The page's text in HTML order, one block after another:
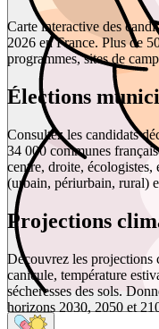
Carte interactive des
2026 en France. Plus de
programmes, sites de
Élections
Consultez les candidats
34 000 communes
centre, droite,
(urbain, périurbain, rural)
Projections
Découvrez les projections
canicule, température
sécheresses des sols.
horizons 2030, 2050 et